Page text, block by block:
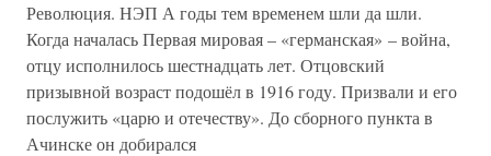
Революция. НЭП А годы тем временем шли да шли.
Когда началась Первая мировая – «германская» – война,
отцу исполнилось шестнадцать лет. Отцовский
призывной возраст подошёл в 1916 году. Призвали и его
послужить «царю и отечеству». До сборного пункта в
Ачинске он добирался